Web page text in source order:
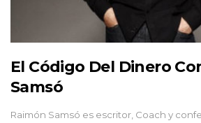
El Código Del Dinero
Samsó
Raimón Samsó es escritor, Coach y